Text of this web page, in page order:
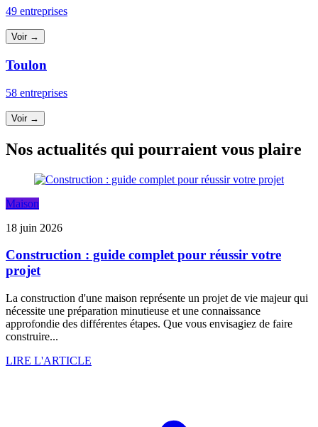
49 entreprises
Voir →
Toulon
58 entreprises
Voir →
Nos actualités qui pourraient vous plaire
Maison
18 juin 2026
Construction : guide complet pour réussir votre
projet
La construction d'une maison représente un projet de vie majeur qui
nécessite une préparation minutieuse et une connaissance
approfondie des différentes étapes. Que vous envisagiez de faire
construire...
LIRE L'ARTICLE